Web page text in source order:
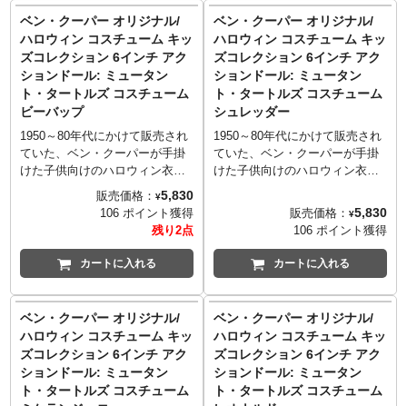
ドパーツに加え、映画ポスター
をイメージしたディスプレイス
タンドも付属し、魅力的な豪華
セットに！
ナルド。5インチサイズのフィギ
ュアにはアクセサリーの他に、
コミックスも付属。
そしてシュレダー、ビーバッ
プ、ロックステディまで、当時
のデザインをしっかりと再現！
さらに付属のアクセサリーはキ
ャンディバッグかと思いきや、
まさかの当時リリースされた枕
カバーをオマージュ！ネカの愛
とコダワリが詰まった逸品！パ
ッケージはクラシカルなウィン
ベン・クーパー オリジナル/
ハロウィン コスチューム キッ
ズコレクション 6インチ アク
ションドール: ミュータン
ト・タートルズ コスチューム
ビーバップ
1950～80年代にかけて販売され
ていた、ベン・クーパーが手掛
けた子供向けのハロウィン衣装
たちをモチーフとしたネカの
「ベン・クーパー コスチューム
キッズコレクション」。今回、
「Collegeville costumes（カッ
レッジビル・コスチューム）」
そしてシュレダー、ビーバッ
プ、ロックステディまで、当時
のデザインをしっかりと再現！
さらに付属のアクセサリーはキ
ャンディバッグかと思いきや、
販売価格： ¥5,830
106 ポイント獲得
残り2点
カートに入れる
ベン・クーパー オリジナル/
ハロウィン コスチューム キッ
ズコレクション 6インチ アク
ションドール: ミュータン
ト・タートルズ コスチューム
シュレッダー
1950～80年代にかけて販売され
ていた、ベン・クーパーが手掛
けた子供向けのハロウィン衣装
「ベン・クーパー コスチューム
キッズコレクション」。今回、
80年代後半、実際に
「Collegeville costumes（カッ
レッジビル・コスチューム）」
そしてシュレダー、ビーバッ
プ、ロックステディまで、当時
のデザインをしっかりと再現！
さらに付属のアクセサリーはキ
ャンディバッグかと思いきや、
販売価格： ¥5,830
106 ポイント獲得
カートに入れる
ベン・クーパー オリジナル/
ハロウィン コスチューム キッ
ズコレクション 6インチ アク
ションドール: ミュータン
ト・タートルズ コスチューム
ベン・クーパー オリジナル/
ハロウィン コスチューム キッ
ズコレクション 6インチ アク
ションドール: ミュータン
ト・タートルズ コスチューム